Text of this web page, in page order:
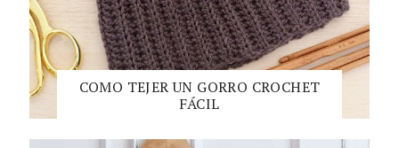
COMO TEJER UN GORRO CROCHET
FÁCIL